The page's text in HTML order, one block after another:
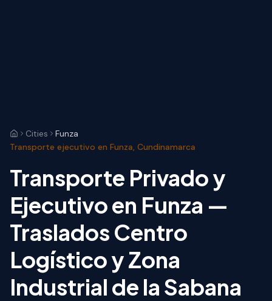
Cities
Funza
Transporte ejecutivo en Funza, Cundinamarca
Transporte Privado y
Ejecutivo en Funza —
Traslados Centro
Logístico y Zona
Industrial de la Sabana